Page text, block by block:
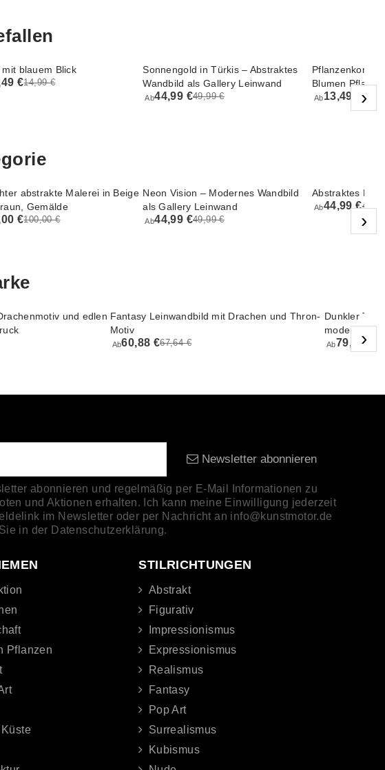
mit blauem Blick
€14,99 €
Sonnengold in Türkis – Abstraktes
Wandbild als Gallery Leinwand
Ab44,99 €49,99 €
Blumen
Ab13,49 €›
abstrakte Malerei in Beige
Gemälde
€100,00 €
Neon Vision – Modernes Wandbild
als Gallery Leinwand
Ab44,99 €49,99 €
Abstraktes
Ab44,99 €
›
und edlen Fantasy Leinwandbild mit Drachen und Thron-
Motiv
Ab60,88 €67,64 €
Dunkler
modernes
Ab79,14 €
›
Newsletter abonnieren
abonnieren und regelmäßig per E-Mail Informationen zu
und Aktionen erhalten. Ich kann meine Einwilligung jederzeit
im Newsletter oder per Nachricht an info@kunstmotor.de
in der Datenschutzerklärung.
Pflanzen
STILRICHTUNGEN
Abstrakt
Figurativ
Impressionismus
Expressionismus
Realismus
Fantasy
Pop Art
Surrealismus
Kubismus